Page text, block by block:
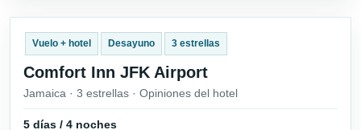
Vuelo + hotel Desayuno 3 estrellas
Comfort Inn JFK Airport
Jamaica · 3 estrellas · Opiniones del hotel
5 días / 4 noches